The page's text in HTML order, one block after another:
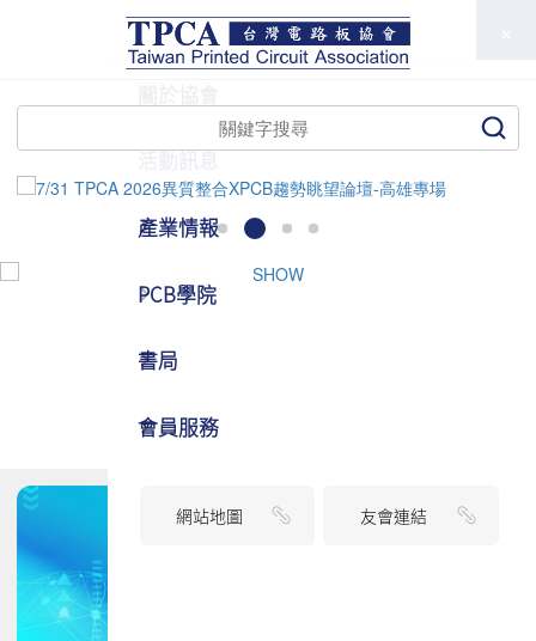
TPCA
活動訊息
產業情報
PCB學院
書局
會員服務
網站地圖 友會連結